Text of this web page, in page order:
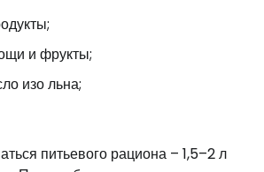
и фрукты;
изо льна;
питьевого рациона – 1,5–2 л